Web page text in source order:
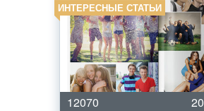
ИНТЕРЕСНЫЕ СТАТЬИ
12070